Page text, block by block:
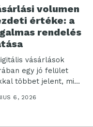
volumen
értéke: a
rendelés
vásárlások
egy jó felület
többet jelent, mint
6, 2026